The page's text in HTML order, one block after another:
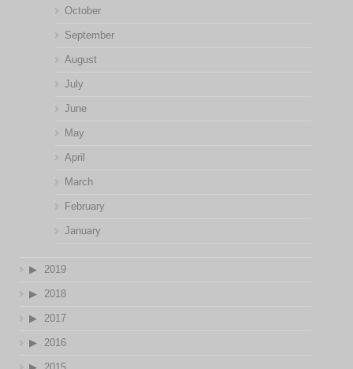
October
September
August
July
June
May
April
March
February
January
2019
2018
2017
2016